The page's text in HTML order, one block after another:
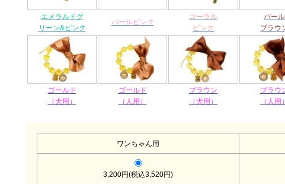
エメラルドグ
リーン&ピンク
パールピンク
コーラル
ピンク
パール
ブラウ
ゴールド
（犬用）
ゴールド
（人用）
ブラウン
（犬用）
ブラウ
（人用）
ワンちゃん用
3,200円(税込3,520円)